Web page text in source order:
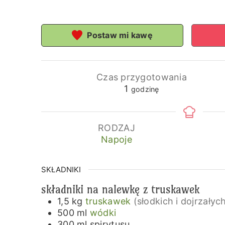
Postaw mi kawę
Czas przygotowania
1 godzina
godzinę
RODZAJ
Napoje
SKŁADNIKI
składniki na nalewkę z truskawek
1,5 kg truskawek (słodkich i
500 ml wódki